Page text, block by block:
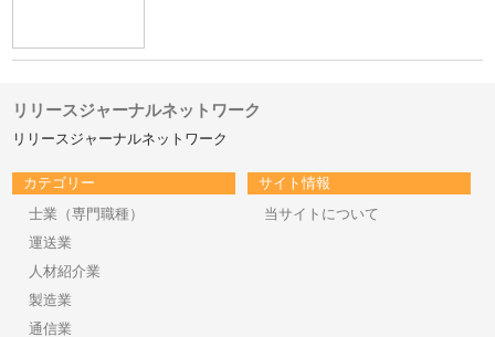
リリースジャーナルネットワーク
リリースジャーナルネットワーク
カテゴリー
士業（専門職種）
運送業
人材紹介業
製造業
通信業
サイト情報
当サイトについて